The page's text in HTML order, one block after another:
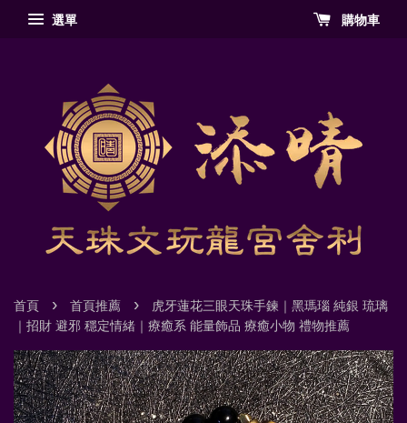
選單 購物車
首頁 › 首頁推薦 ›
虎牙蓮花三眼天珠手鍊｜黑瑪瑙 純銀 琉璃
｜招財 避邪 穩定情緒｜療癒系 能量飾品 療癒小物 禮物推薦